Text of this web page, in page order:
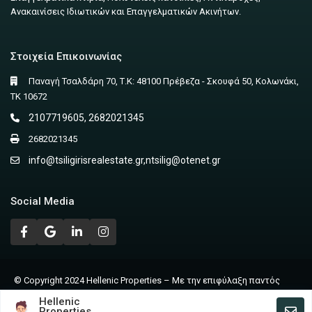
Ανακαινίσεις Ιδιωτικών και Επαγγελματικών Ακινήτων.
Στοιχεία Επικοινωνίας
Παναγή Τσαλδάρη 70, Τ.Κ: 48100 Πρέβεζα - Σκουφά 50, Κολωνάκι,
ΤΚ 10672
2107719605, 2682021345
2682021345
info@tsiligirisrealestate.gr,ntsilig@otenet.gr
Social Media
© Copyright 2024 Hellenic Properties – Με την επιφύλαξη παντός
δικαιώματος | Powered by Nicolas Lagios
Hellenic